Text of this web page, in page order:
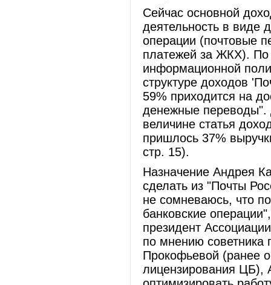
Сейчас основной
деятельность в виде
операции (почтовые
платежей за ЖКХ). По
информационной
структуре доходов
59% приходится на
денежные переводы".
величине статья
пришлось 37%
стр. 15).
Назначение Андрея
сделать из "Почты
не сомневаюсь, что
банковские
президент
по мнению советника
Прокофьевой (ранее
лицензирования ЦБ),